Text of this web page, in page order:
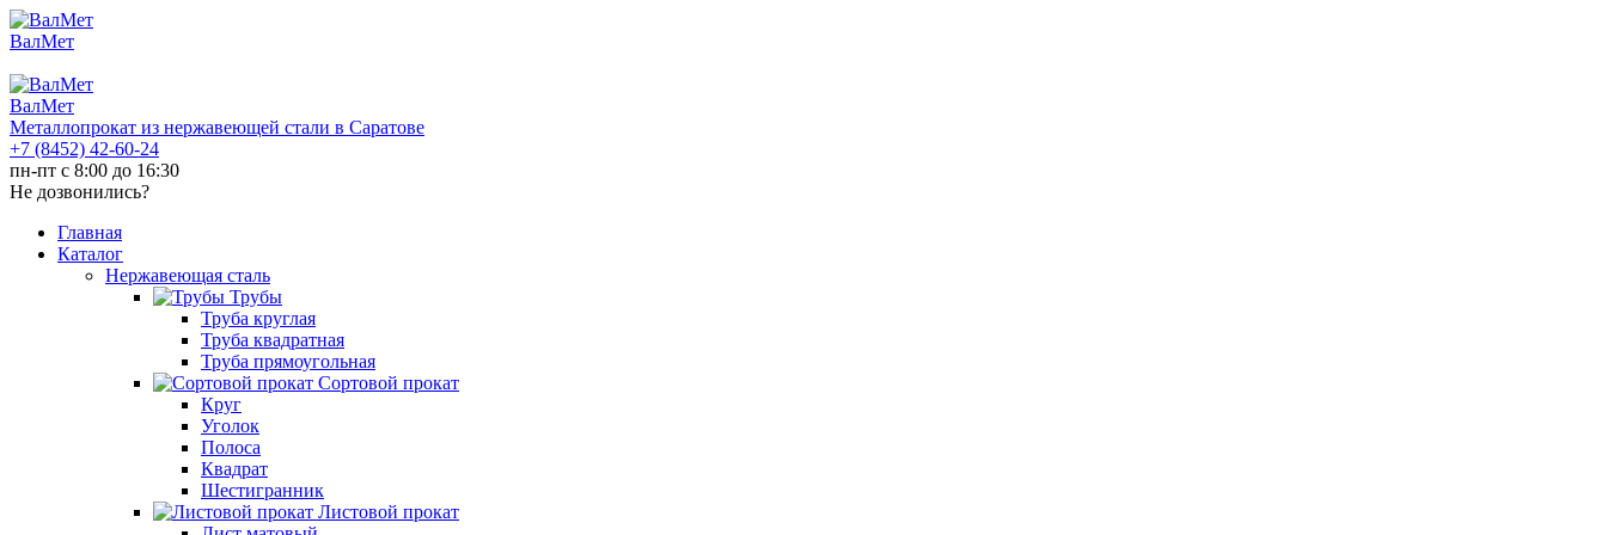
ВалМет
ВалМет
Металлопрокат из нержавеющей стали в Саратове
+7 (8452) 42-60-24
пн-пт с 8:00 до 16:30
Не дозвонились?
Главная
Каталог
Нержавеющая сталь
Трубы
Труба круглая
Труба квадратная
Труба прямоугольная
Сортовой прокат
Круг
Уголок
Полоса
Квадрат
Шестигранник
Листовой прокат